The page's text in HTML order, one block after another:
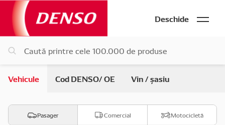
Deschide
Vehicule Cod DENSO/ OE Vin / șasiu
Pasager Comercial Motocicletă